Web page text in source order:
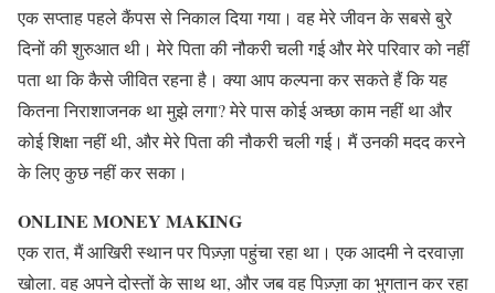
एक सप्ताह पहले कैंपस से निकाल दिया गया। वह मेरे जीवन के सबसे बुरे
दिनों की शुरुआत थी। मेरे पिता की नौकरी चली गई और मेरे परिवार को नहीं
पता था कि कैसे जीवित रहना है। क्या आप कल्पना कर सकते हैं कि यह
कितना निराशाजनक था मुझे लगा? मेरे पास कोई अच्छा काम नहीं था और
कोई शिक्षा नहीं थी, और मेरे पिता की नौकरी चली गई। मैं उनकी मदद करने
के लिए कुछ नहीं कर सका।
ONLINE MONEY MAKING
एक रात, मैं आखिरी स्थान पर पिज़्ज़ा पहुंचा रहा था। एक आदमी ने दरवाज़ा
खोला. वह अपने दोस्तों के साथ था, और जब वह पिज़्ज़ा का भुगतान कर रहा